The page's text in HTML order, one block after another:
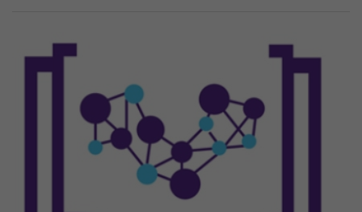
Cookies
tècniques
Aquestes